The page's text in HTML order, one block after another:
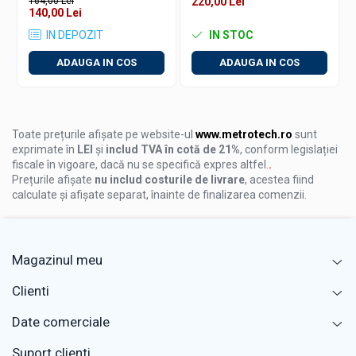
Lucrari de constructii, tamplarie, instalatii.
Utilizare casnica pentru proiecte de bricolaj.
140,00 Lei
IN DEPOZIT
ADAUGA IN COS
IN STOC
ADAUGA IN COS
Toate prețurile afișate pe website-ul www.metrotech.ro sunt
exprimate în LEI și includ TVA în cotă de 21%, conform legislației
fiscale în vigoare, dacă nu se specifică expres altfel. .
Prețurile afișate nu includ costurile de livrare, acestea fiind
calculate și afișate separat, înainte de finalizarea comenzii.
Magazinul meu
Clienti
Date comerciale
Suport clienti